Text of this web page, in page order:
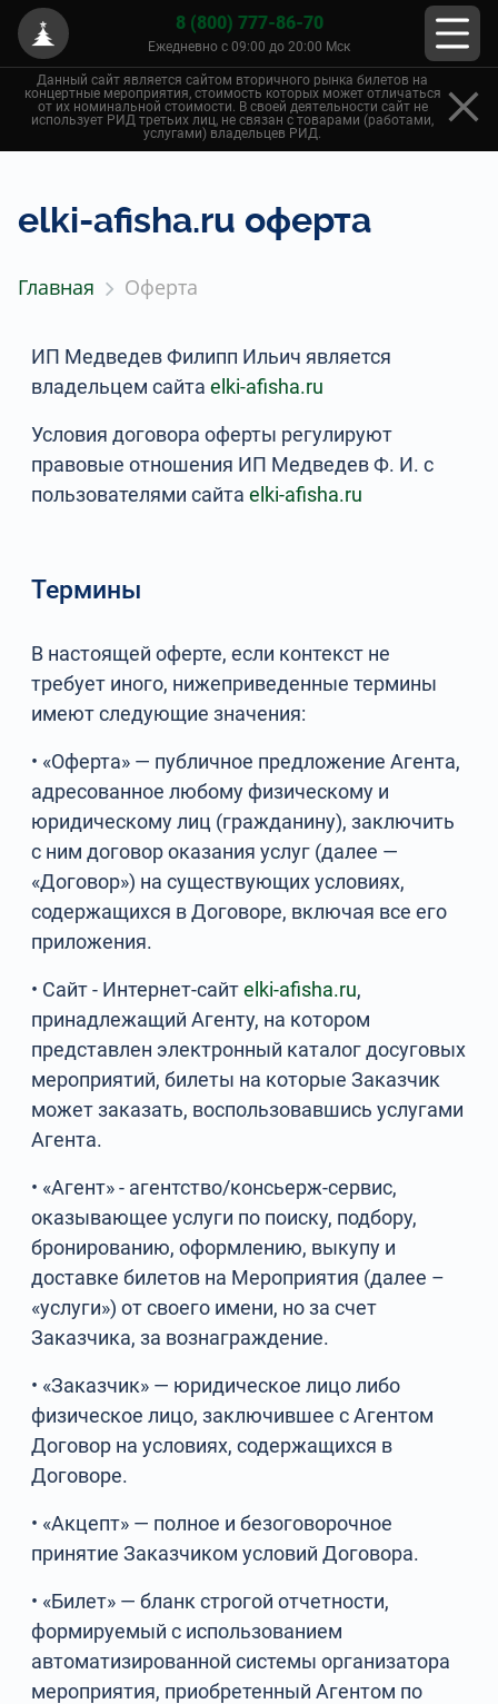
8 (800) 777-86-70
Ежедневно с 09:00 до 20:00 Мск
Данный сайт является сайтом вторичного рынка билетов на
концертные мероприятия, стоимость которых может отличаться
от их номинальной стоимости. В своей деятельности сайт не
использует РИД третьих лиц, не связан с товарами (работами,
услугами) владельцев РИД.
elki-afisha.ru оферта
Главная Оферта
ИП Медведев Филипп Ильич является
владельцем сайтаelki-afisha.ru
Условия договора оферты регулируют
правовые отношения ИП Медведев Ф. И. с
пользователями сайтаelki-afisha.ru
Термины
В настоящей оферте, если контекст не
требует иного, нижеприведенные термины
имеют следующие значения:
• «Оферта» — публичное предложение Агента,
адресованное любому физическому и
юридическому лиц (гражданину), заключить
с ним договор оказания услуг (далее —
«Договор») на существующих условиях,
содержащихся в Договоре, включая все его
приложения.
• Сайт - Интернет-сайтelki-afisha.ru,
принадлежащий Агенту, на котором
представлен электронный каталог досуговых
мероприятий, билеты на которые Заказчик
может заказать, воспользовавшись услугами
Агента.
• «Агент» - агентство/консьерж-сервис,
оказывающее услуги по поиску, подбору,
бронированию, оформлению, выкупу и
доставке билетов на Мероприятия (далее –
«услуги») от своего имени, но за счет
Заказчика, за вознаграждение.
• «Заказчик» — юридическое лицо либо
физическое лицо, заключившее с Агентом
Договор на условиях, содержащихся в
Договоре.
• «Акцепт» — полное и безоговорочное
принятие Заказчиком условий Договора.
• «Билет» — бланк строгой отчетности,
формируемый с использованием
автоматизированной системы организатора
мероприятия, приобретенный Агентом по